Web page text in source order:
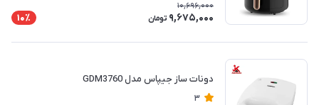
10,696,000
9,675,000 تومان 10٪
دونات ساز جیپاس مدل GDM3760
3